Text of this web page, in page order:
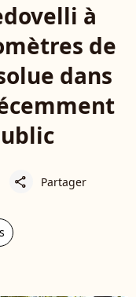
à
de
dans
share Partager